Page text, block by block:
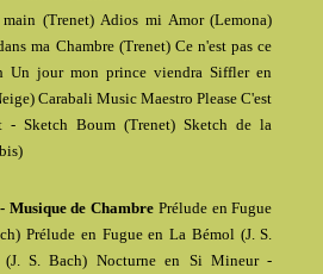
(Trenet) Adios mi Amor (Lemona)
ma Chambre (Trenet) Ce n'est pas ce
Un jour mon prince viendra Siffler en
Carabali Music Maestro Please C'est
- Sketch Boum (Trenet) Sketch de la
Musique de Chambre Prélude en Fugue
Prélude en Fugue en La Bémol (J. S.
(J. S. Bach) Nocturne en Si Mineur -